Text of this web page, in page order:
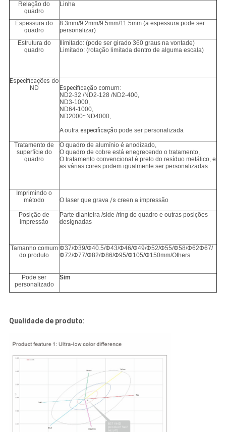
Relação do
quadro
Linha
Espessura do
quadro
8.3mm/9.2mm/9.5mm/11.5mm (a espessura pode ser
personalizar)
Estrutura do
quadro
Ilimitado: (pode ser girado 360 graus na vontade)
Limitado: (rotação limitada dentro de alguma escala)
Especificações do
ND
Especificação comum:
ND2-32 /ND2-128 /ND2-400,
ND3-1000,
ND64-1000,
ND2000~ND4000,
A outraespecificação pode ser personalizada
Tratamento de
superfície do
quadro
O quadro de alumínio é anodizado,
O quadro de cobre está enegrecendo o tratamento,
O tratamento convencional é preto do resíduo metálico, e
as várias cores podem igualmente ser personalizadas.
Imprimindo o
método
O laser que grava/s creen a impressão
Posição de
impressão
Parte dianteira /side /ring do quadro e outras posições
designadas
Tamanho comum
do produto
Φ37/Φ39/Φ40.5/Φ43/Φ46/Φ49/Φ52/Φ55/Φ58/Φ62Φ67/
Φ72/Φ77/Φ82/Φ86/Φ95/Φ105/Φ150mm/Others
Pode ser
personalizado
Sim
Qualidade de produto: